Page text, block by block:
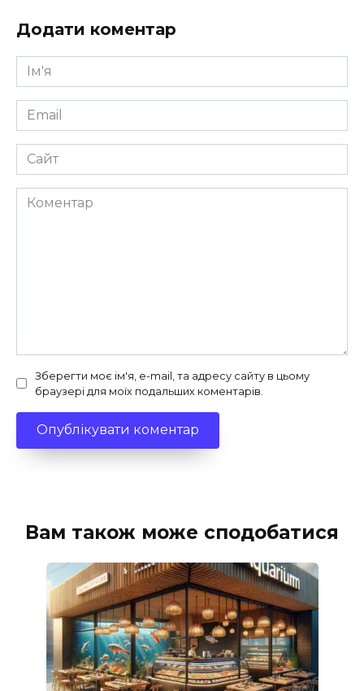
Додати коментар
Ім'я
*
Email
*
Сайт
Коментар
Зберегти моє ім'я, e-mail, та адресу сайту в цьому
браузері для моїх подальших коментарів.
Вам також може сподобатися